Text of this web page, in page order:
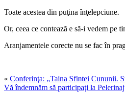
Toate acestea din puţina înţelepciune.
Or, ceea ce contează e să-i vedem pe
Aranjamentele corecte nu se fac în
« Conferinţa: „Taina Sfintei Cununii.
Vă îndemnăm să participaţi la